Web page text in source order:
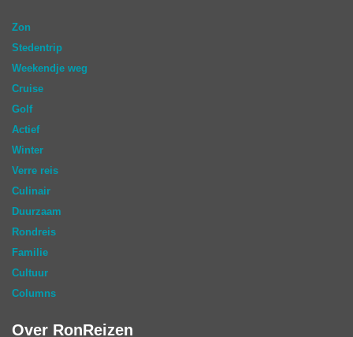
Zon
Stedentrip
Weekendje weg
Cruise
Golf
Actief
Winter
Verre reis
Culinair
Duurzaam
Rondreis
Familie
Cultuur
Columns
Over RonReizen